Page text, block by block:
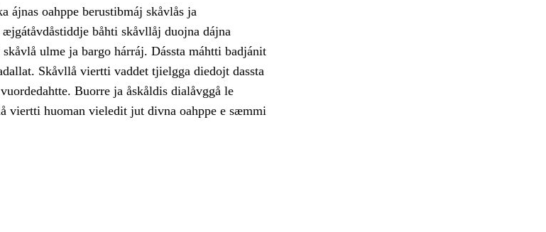
ájnas oahppe berustibmáj skåvlås ja
båhti skåvllåj duojna dájna
ulme ja bargo hárráj. Dássta máhtti badjánit
Skåvllå viertti vaddet tjielgga diedojt dassta
Buorre ja åskåldis dialåvggå le
viertti huoman vieledit jut divna oahppe e sæmmi